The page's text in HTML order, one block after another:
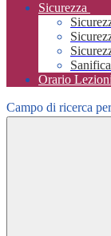
Sicurezza
Orario Lezioni
Campo di ricerca